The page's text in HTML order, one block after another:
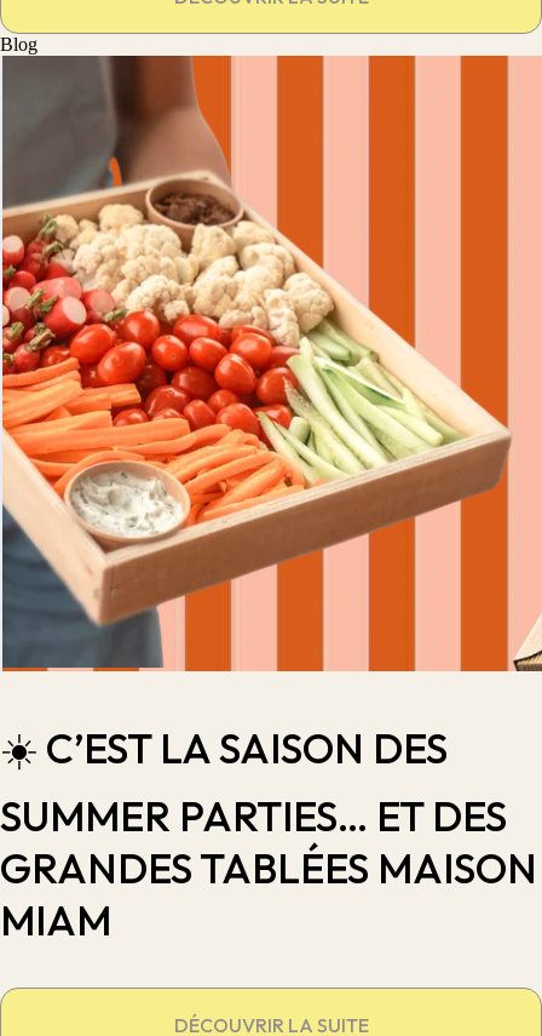
Blog
☀️ C’EST LA SAISON DES
SUMMER PARTIES… ET DES
GRANDES TABLÉES MAISON
MIAM
DÉCOUVRIR LA SUITE